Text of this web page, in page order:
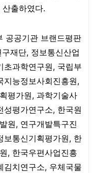
출하였다.​​​​​
공공기관 브랜드평판
재단, 정보통신산업
초과학연구원, 국립부
지능정보사회진흥원,
평가원, 과학기술사
성평가연구소, 한국원
원, 연구개발특구진
보통신기획평가원, 한
, 한국우편사업진흥
김치연구소, 우체국물